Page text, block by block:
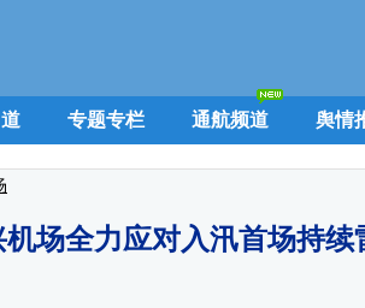
专题专栏 通航频道 舆情
机场全力应对入汛首场持续